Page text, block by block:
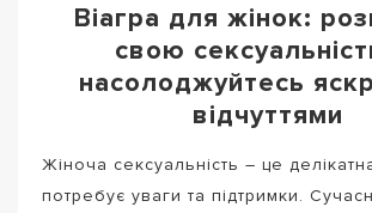
Віагра для жінок:
свою
насолоджуйтесь
відчуттями
Жіноча сексуальність – це
потребує уваги та підтримки.